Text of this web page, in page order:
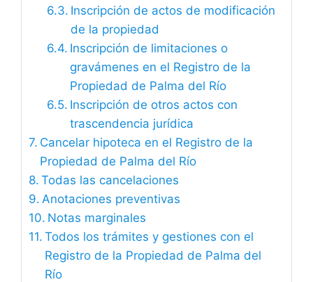
Inscripción de actos de modificación
de la propiedad
Inscripción de limitaciones o
gravámenes en el Registro de la
Propiedad de Palma del Río
Inscripción de otros actos con
trascendencia jurídica
Cancelar hipoteca en el Registro de la
Propiedad de Palma del Río
Todas las cancelaciones
Anotaciones preventivas
Notas marginales
Todos los trámites y gestiones con el
Registro de la Propiedad de Palma del
Río